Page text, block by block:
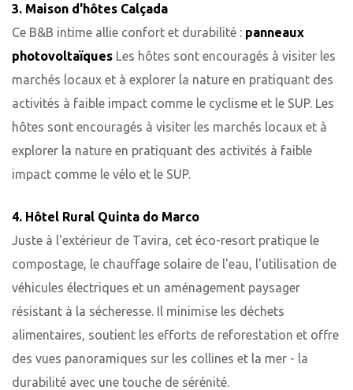
3. Maison d'hôtes Calçada
Ce B&B intime allie confort et durabilité : panneaux
photovoltaïques Les hôtes sont encouragés à visiter les
marchés locaux et à explorer la nature en pratiquant des
activités à faible impact comme le cyclisme et le SUP. Les
hôtes sont encouragés à visiter les marchés locaux et à
explorer la nature en pratiquant des activités à faible
impact comme le vélo et le SUP.
4. Hôtel Rural Quinta do Marco
Juste à l'extérieur de Tavira, cet éco-resort pratique le
compostage, le chauffage solaire de l'eau, l'utilisation de
véhicules électriques et un aménagement paysager
résistant à la sécheresse. Il minimise les déchets
alimentaires, soutient les efforts de reforestation et offre
des vues panoramiques sur les collines et la mer - la
durabilité avec une touche de sérénité.